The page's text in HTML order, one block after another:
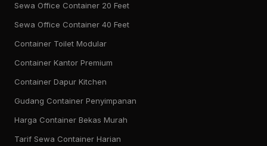
Sewa Office Container 20 Feet
Sewa Office Container 40 Feet
Container Toilet Modular
Container Kantor Premium
Container Dapur Kitchen
Gudang Container Penyimpanan
Harga Container Bekas Murah
Tarif Sewa Container Harian